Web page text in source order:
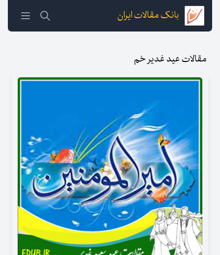
بانک مقالات ایران
مقالات عید غدیر خم